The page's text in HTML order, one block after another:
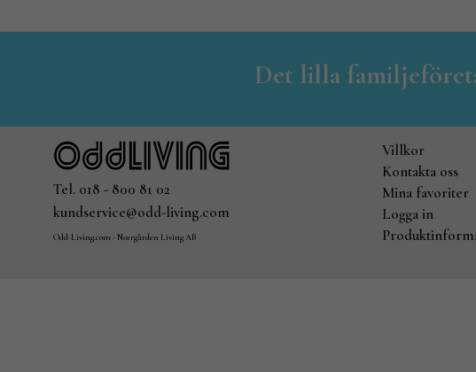
Det lilla
Tel. 018 - 800 81 02
kundservice@odd-living.com
Odd-Living.com - Norrgården Living AB
Villkor
Kontakta oss
Mina favoriter
Logga in